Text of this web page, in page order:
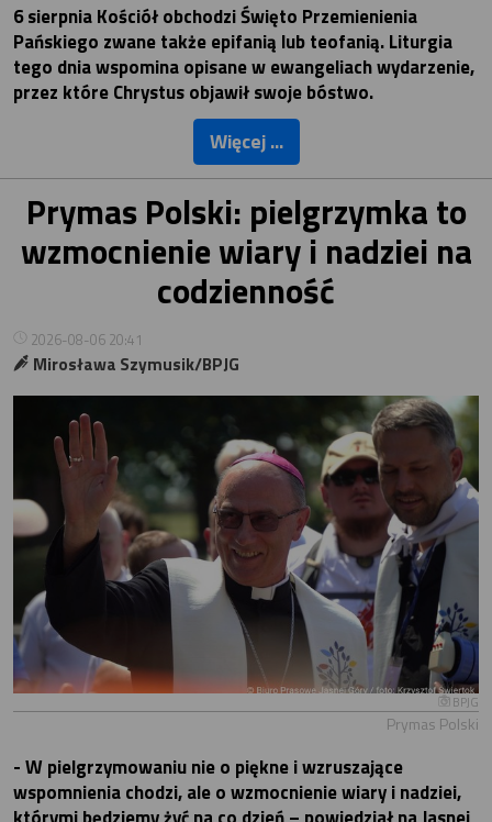
6 sierpnia Kościół obchodzi Święto Przemienienia
Pańskiego zwane także epifanią lub teofanią. Liturgia
tego dnia wspomina opisane w ewangeliach wydarzenie,
przez które Chrystus objawił swoje bóstwo.
Więcej ...
Prymas Polski: pielgrzymka to
wzmocnienie wiary i nadziei na
codzienność
2026-08-06 20:41
Mirosława Szymusik/BPJG
BPJG
Prymas Polski
- W pielgrzymowaniu nie o piękne i wzruszające
wspomnienia chodzi, ale o wzmocnienie wiary i nadziei,